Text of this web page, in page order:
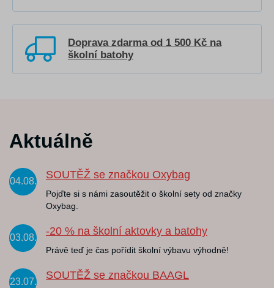
Doprava zdarma od 1 500 Kč na
školní batohy
Aktuálně
04.08.
SOUTĚŽ se značkou Oxybag
Pojďte si s námi zasoutěžit o školní sety od značky
Oxybag.
03.08.
-20 % na školní aktovky a batohy
Právě teď je čas pořídit školní výbavu výhodně!
23.07.
SOUTĚŽ se značkou BAAGL